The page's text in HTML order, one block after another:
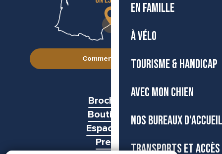
EN FAMILLE
À VÉLO
TOURISME & HANDICAP
AVEC MON CHIEN
NOS BUREAUX D'ACCUEIL
TRANSPORTS ET ACCÈS
Comment venir ?
Brochures
Boutiques
Espace pro
Presse